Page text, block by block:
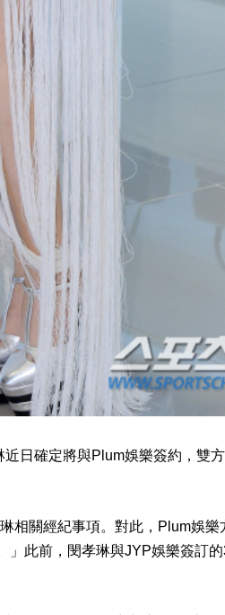
日確定將與Plum娛樂簽約，雙
相關經紀事項。對此，Plum娛樂
此前，閔孝琳與JYP娛樂簽訂